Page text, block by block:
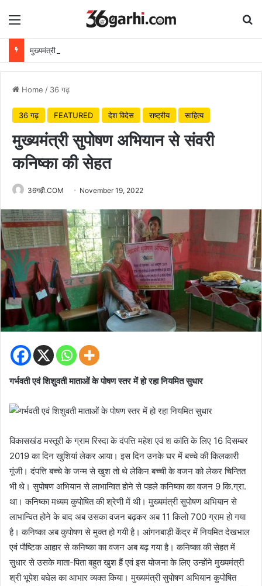
Menu
Home / 36 गढ़
36 गढ़ FEATURED देश विदेस राष्ट्रीय साहित्य
मुख्यमंत्री सुपोषण अभियान से संवरी
कनिष्का की सेहत
36गढ़ी.COM November 19, 2022
गर्भवती एवं शिशुवती माताओं के पोषण स्तर में हो रहा नियमित सुधार
विकासखंड मस्तूरी के ग्राम रिस्दा के दंपत्ति महेश एवं श कांति के लिए 16 दिसम्बर
2019 का दिन खुशियां लेकर आया। इस दिन उनके घर में बच्चे की किलकारी
गूंजी। दंपत्ति बच्चे के जन्म से खुश तो थे लेकिन बच्ची के वजन को लेकर चिन्तित
भी थे। सुपोषण अभियान से लाभान्वित होने से पहले कनिष्का का वजन 9 कि.ग्रा.
था। कनिष्का मध्यम कुपोषित की श्रेणी में थी। मुख्यमंत्री सुपोषण अभियान से
लाभान्वित होने के बाद अब उसका वजन बढ़कर अब 11 किलो 700 ग्राम हो गया
है। कनिष्का अब कुपोषण से मुक्त हो गयी है। आंगनबाड़ी केंद्र में नियमित देखभाल
एवं पौष्टिक आहार से कनिष्का का वजन अब बढ़ गया है। कनिष्का की सेहत में
सुधार से उसके माता-पिता बहुत खुश हैं एवं इस योजना के लिए उन्होंने मुख्यमंत्री
श्री भूपेश बघेल का आभार व्यक्त किया। मुख्यमंत्री सुपोषण अभियान कुपोषित